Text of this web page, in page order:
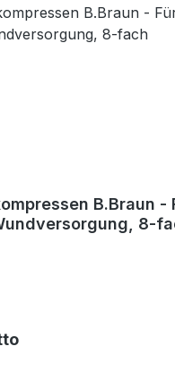
B.Braun -
8-